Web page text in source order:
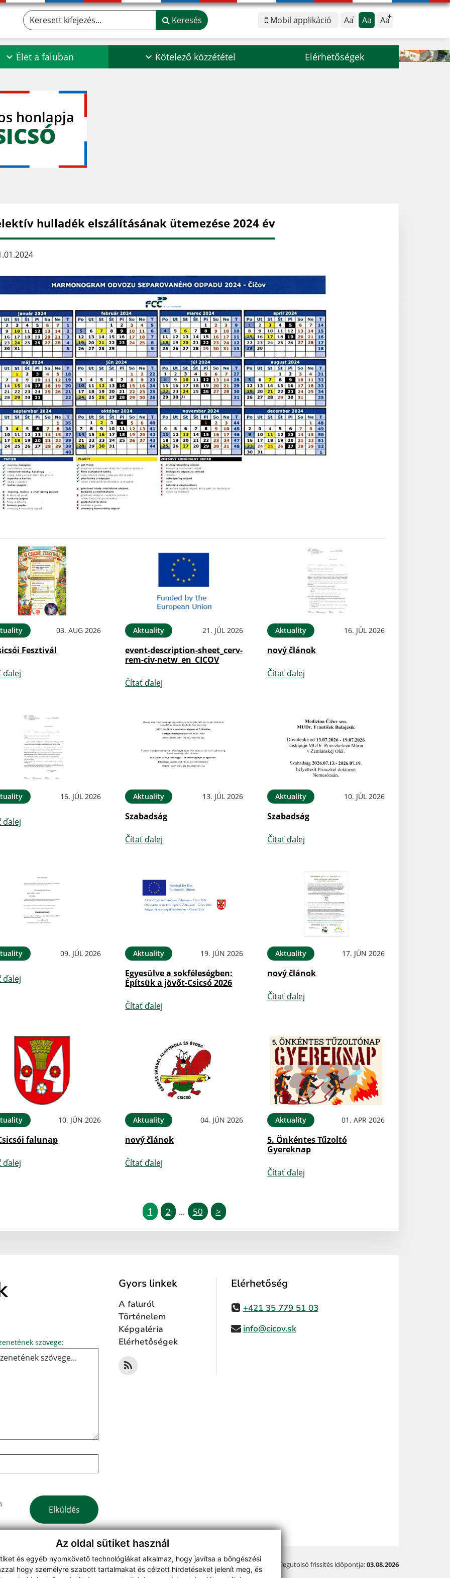
Az oldal sütiket használ
és egyéb nyomkövető technológiákat alkalmaz, hogy javítsa a böngészési
hogy személyre szabott tartalmakat és célzott hirdetéseket jelenít meg, és
Mobil applikáció Aa Aa Aa
Keresett kifejezés... Keresés
Élet a faluban Kötelező közzététel Elérhetőségek
honlapja
hulladék elszálításának ütemezése 2024 év
03. AUG 2026
Fesztivál
ďalej
Aktuality 21. JÚL 2026
event-description-sheet_cerv-
rem-civ-netw_en_CICOV
Čítať ďalej
Aktuality 16. JÚL 2026
nový článok
Čítať ďalej
16. JÚL 2026
ďalej
Aktuality 13. JÚL 2026
Szabadság
Čítať ďalej
Aktuality 10. JÚL 2026
Szabadság
Čítať ďalej
09. JÚL 2026
ďalej
Aktuality 19. JÚN 2026
Egyesülve a sokféleségben:
Építsük a jövőt-Csicsó 2026
Čítať ďalej
Aktuality 17. JÚN 2026
nový článok
Čítať ďalej
10. JÚN 2026
falunap
ďalej
Aktuality 04. JÚN 2026
nový článok
Čítať ďalej
Aktuality 01. APR 2026
5. Önkéntes Tűzoltó
Gyereknap
Čítať ďalej
1 2 ... 50 >
szövege: Üzenetének szövege...
Google reCaptcha Response
Elküldés
Gyors linkek
A faluról
Történelem
Képgaléria
Elérhetőségek
Elérhetőség
+421 35 779 51 03
info@cicov.sk
A legutolsó frissítés időpontja:03.08.2026